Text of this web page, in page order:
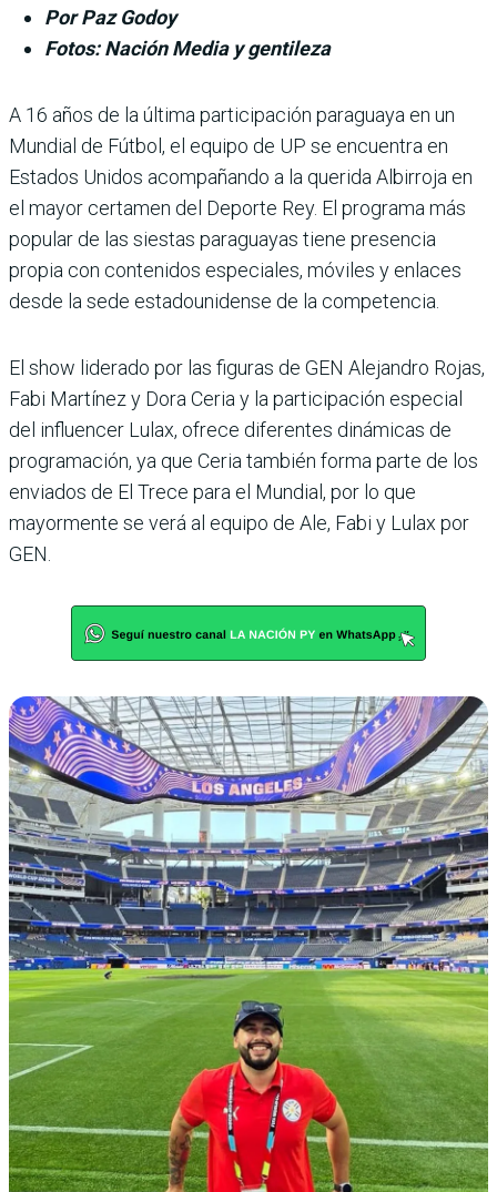
Por Paz Godoy
Fotos: Nación Media y gentileza
A 16 años de la última participación para­guaya en un
Mun­dial de Fútbol, el equipo de UP se encuentra en
Estados Unidos acompañando a la querida Albirroja en
el mayor certamen del Deporte Rey. El programa más
popular de las siestas paraguayas tiene pre­sencia
propia con contenidos especiales, móviles y enlaces
desde la sede estadounidense de la competencia.
El show liderado por las figu­ras de GEN Alejandro Rojas,
Fabi Martínez y Dora Ceria y la participación especial
del influencer Lulax, ofrece dife­rentes dinámicas de
progra­mación, ya que Ceria también forma parte de los
enviados de El Trece para el Mundial, por lo que
mayormente se verá al equipo de Ale, Fabi y Lulax por
GEN.